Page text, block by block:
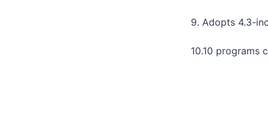
9. Adopts 4.3-
10.10 programs